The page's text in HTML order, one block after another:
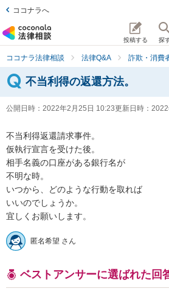
ココナラへ
投稿する 探
ココナラ法律相談 法律Q&A 詐欺・消費
不当利得の返還方法。
公開日時： 2022年2月25日 10:23更新日時：
不当利得返還請求事件。
仮執行宣言を受けた後。
相手名義の口座がある銀行名が
不明な時。
いつから、どのような行動を取れば
いいのでしょうか。
宜しくお願いします。
匿名希望 さん
ベストアンサーに選ばれた回